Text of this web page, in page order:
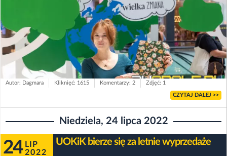
Autor: Dagmara Kliknięć: 1615 Komentarzy: 2 Zdjęć: 1
CZYTAJ DALEJ >>
Niedziela, 24 lipca 2022
24 LIP
2022
UOKiK bierze się za letnie wyprzedaże